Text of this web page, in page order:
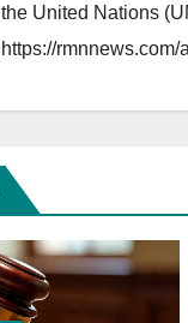
the United Nations
https://rmnnews.com/